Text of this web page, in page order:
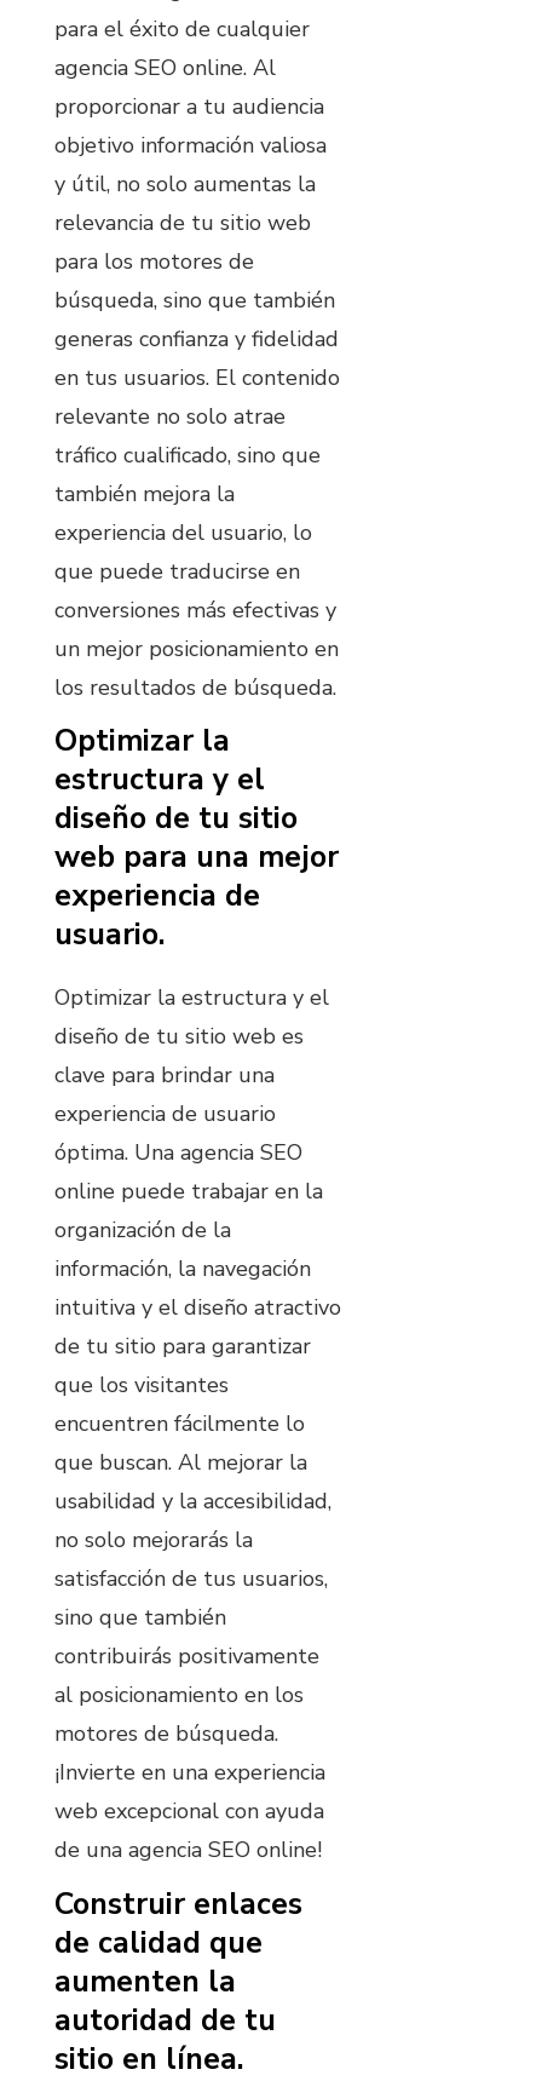
para el éxito de cualquier
agencia SEO online. Al
proporcionar a tu audiencia
objetivo información valiosa
y útil, no solo aumentas la
relevancia de tu sitio web
para los motores de
búsqueda, sino que también
generas confianza y fidelidad
en tus usuarios. El contenido
relevante no solo atrae
tráfico cualificado, sino que
también mejora la
experiencia del usuario, lo
que puede traducirse en
conversiones más efectivas y
un mejor posicionamiento en
los resultados de búsqueda.
Optimizar la
estructura y el
diseño de tu sitio
web para una mejor
experiencia de
usuario.
Optimizar la estructura y el
diseño de tu sitio web es
clave para brindar una
experiencia de usuario
óptima. Una agencia SEO
online puede trabajar en la
organización de la
información, la navegación
intuitiva y el diseño atractivo
de tu sitio para garantizar
que los visitantes
encuentren fácilmente lo
que buscan. Al mejorar la
usabilidad y la accesibilidad,
no solo mejorarás la
satisfacción de tus usuarios,
sino que también
contribuirás positivamente
al posicionamiento en los
motores de búsqueda.
¡Invierte en una experiencia
web excepcional con ayuda
de una agencia SEO online!
Construir enlaces
de calidad que
aumenten la
autoridad de tu
sitio en línea.